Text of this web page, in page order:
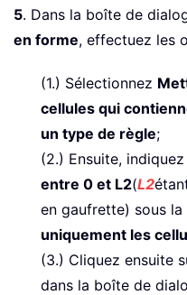
5. Dans la boîte de
en forme, effectuez les
(1.) Sélectionnez
cellules qui
un type de règle;
(2.) Ensuite, indiquez
entre 0 et L2(L2
en gaufrette) sous la
uniquement les
(3.) Cliquez ensuite
dans la boîte de